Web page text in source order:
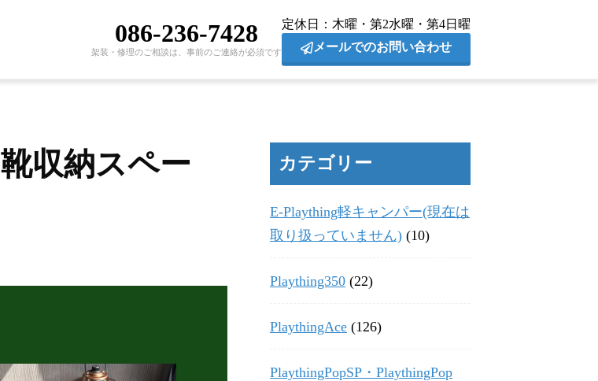
086-236-7428
架装・修理のご相談は、事前のご連絡が必須です
定休日
木曜・第2水曜・第4日曜
メールでのお問い合わせ
収納スペー
カテゴリー
E-Plaything軽キャンパー(現在は
取り扱っていません) (10)
Plaything350 (22)
PlaythingAce (126)
PlaythingPopSP・PlaythingPop